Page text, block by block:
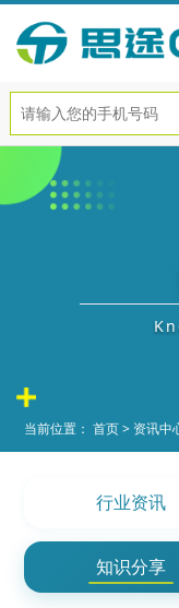
当前位置：首页> 资讯中
行业资讯
知识分享